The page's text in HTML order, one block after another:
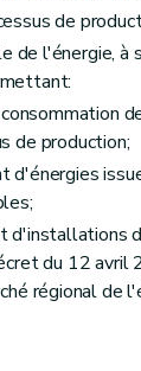
de
de l'énergie, à
de production;
d'énergies
d'installations
du 12 avril
régional de